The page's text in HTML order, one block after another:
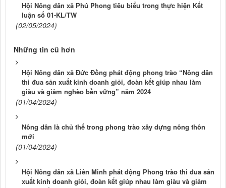
Hội Nông dân xã Phú Phong tiêu biểu trong thực hiện Kết
luận số 01-KL/TW
(02/05/2024)
Những tin cũ hơn
Hội Nông dân xã Đức Đồng phát động phong trào “Nông dân
thi đua sản xuất kinh doanh giỏi, đoàn kết giúp nhau làm
giàu và giảm nghèo bền vững” năm 2024
(01/04/2024)
Nông dân là chủ thể trong phong trào xây dựng nông thôn
mới
(01/04/2024)
Hội Nông dân xã Liên Minh phát động Phong trào thi đua sản
xuất kinh doanh giỏi, đoàn kết giúp nhau làm giàu và giảm